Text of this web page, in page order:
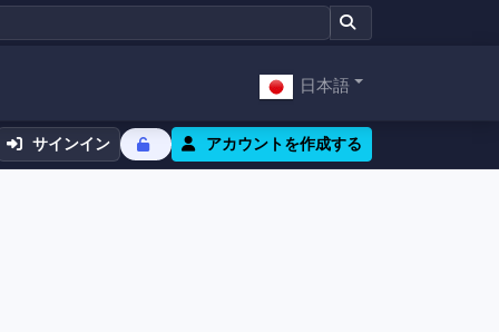
日本語
サインイン アカウントを作成する